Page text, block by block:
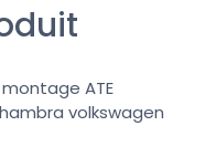
ATE
volkswagen